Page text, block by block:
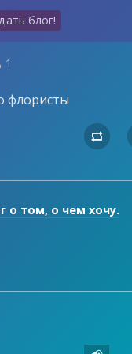
блог!
1
флористы

о том, о чем хочу.